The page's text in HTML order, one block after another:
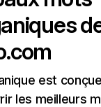
est
les meilleurs